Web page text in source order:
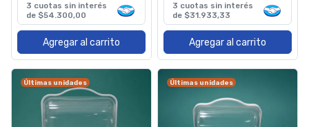
3 cuotas sin interés
de $54.300,00
Agregar al carrito
3 cuotas sin interés
de $31.933,33
Agregar al carrito
Últimas unidades Últimas unidades